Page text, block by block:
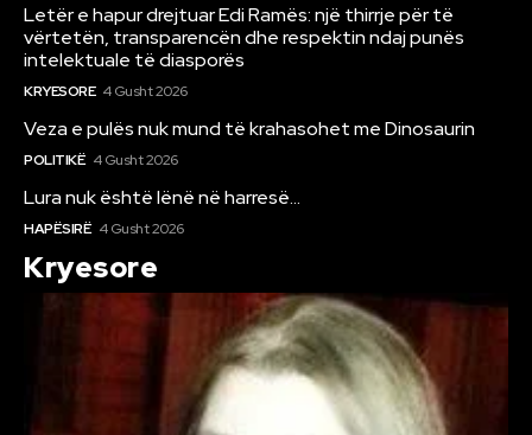
Letër e hapur drejtuar Edi Ramës: një thirrje për të
vërtetën, transparencën dhe respektin ndaj punës
intelektuale të diasporës
KRYESORE 4 Gusht 2026
Veza e pulës nuk mund të krahasohet me Dinosaurin
POLITIKË 4 Gusht 2026
Lura nuk është lënë në harresë…
HAPËSIRË 4 Gusht 2026
Kryesore